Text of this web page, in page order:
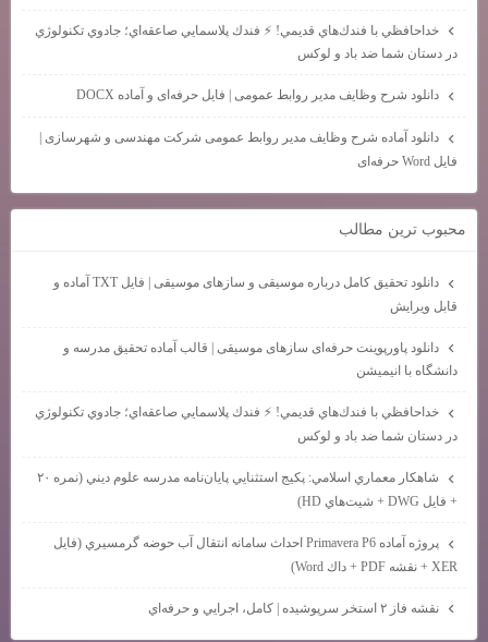
خداحافظي با فندك‌هاي قديمي! ⚡ فندك پلاسمايي صاعقه‌اي؛ جادوي تكنولوژي
در دستان شما ضد باد و لوكس
دانلود شرح وظایف مدیر روابط عمومی | فایل حرفه‌ای و آماده DOCX
دانلود آماده شرح وظایف مدیر روابط عمومی شرکت مهندسی و شهرسازی |
فایل Word حرفه‌ای
محبوب ترين مطالب
دانلود تحقیق کامل درباره موسیقی و سازهای موسیقی | فایل TXT آماده و
قابل ویرایش
دانلود پاورپوینت حرفه‌ای سازهای موسیقی | قالب آماده تحقیق مدرسه و
دانشگاه با انیمیشن
خداحافظي با فندك‌هاي قديمي! ⚡ فندك پلاسمايي صاعقه‌اي؛ جادوي تكنولوژي
در دستان شما ضد باد و لوكس
شاهكار معماري اسلامي: پكيج استثنايي پايان‌نامه مدرسه علوم ديني (نمره ۲۰
+ فايل DWG + شيت‌هاي HD)
پروژه آماده Primavera P6 احداث سامانه انتقال آب حوضه گرمسيري (فايل
XER + نقشه PDF + داك Word)
نقشه فاز ۲ استخر سرپوشيده | كامل، اجرايي و حرفه‌اي